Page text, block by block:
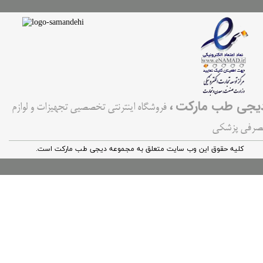
طب مارکت، فروشگاه اینترنتی تخصصیی تجهیزات و لوازم
پزشکی
کليه حقوق اين وب سایت متعلق به مجموعه دیجی طب مارکت است.